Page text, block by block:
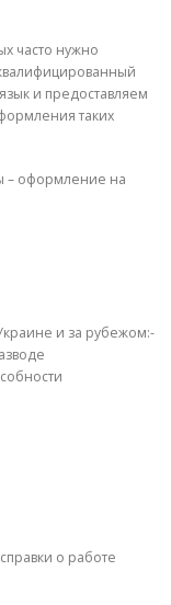
часто нужно
и предоставляем
таких
– оформление на
и за рубежом:-
о работе